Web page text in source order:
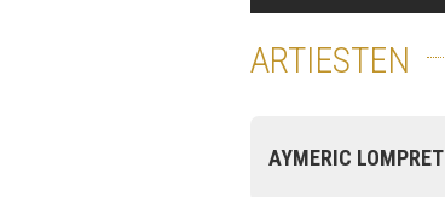
ARTIESTEN
AYMERIC LOMPRET